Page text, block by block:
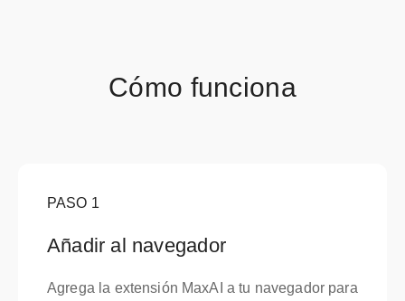
Cómo funciona
PASO 1
Añadir al navegador
Agrega la extensión MaxAI a tu navegador para